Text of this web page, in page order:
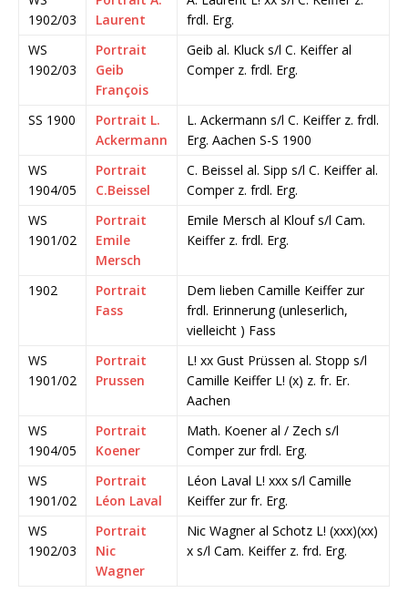
1902/03
Laurent
frdl. Erg.
WS
1902/03
Portrait
Geib
François
Geib al. Kluck s/l C. Keiffer al
Comper z. frdl. Erg.
SS 1900
Portrait L.
Ackermann
L. Ackermann s/l C. Keiffer z. frdl.
Erg. Aachen S-S 1900
WS
1904/05
Portrait
C.Beissel
C. Beissel al. Sipp s/l C. Keiffer al.
Comper z. frdl. Erg.
WS
1901/02
Portrait
Emile
Mersch
Emile Mersch al Klouf s/l Cam.
Keiffer z. frdl. Erg.
1902
Portrait
Fass
Dem lieben Camille Keiffer zur
frdl. Erinnerung (unleserlich,
vielleicht ) Fass
WS
1901/02
Portrait
Prussen
L! xx Gust Prüssen al. Stopp s/l
Camille Keiffer L! (x) z. fr. Er.
Aachen
WS
1904/05
Portrait
Koener
Math. Koener al / Zech s/l
Comper zur frdl. Erg.
WS
1901/02
Portrait
Léon Laval
Léon Laval L! xxx s/l Camille
Keiffer zur fr. Erg.
WS
1902/03
Portrait
Nic
Wagner
Nic Wagner al Schotz L! (xxx)(xx)
x s/l Cam. Keiffer z. frd. Erg.